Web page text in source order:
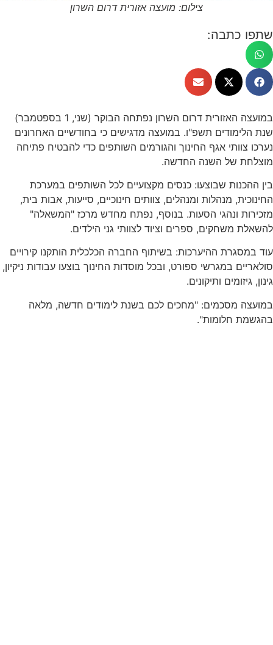
צילום: מועצה אזורית דרום השרון
שתפו כתבה:
במועצה האזורית דרום השרון נפתחה הבוקר (שני, 1 בספטמבר)
שנת הלימודים תשפ"ו. במועצה מדגישים כי בחודשיים האחרונים
נערכו צוותי אגף החינוך והגורמים השותפים כדי להבטיח פתיחה
מוצלחת של השנה החדשה.
בין ההכנות שבוצעו: כנסים מקצועיים לכל השותפים במערכת
החינוכית, מנהלות ומנהלים, צוותים חינוכיים, סייעות, אבות בית,
מזכירות ונהגי הסעות. בנוסף, נפתח מחדש מרכז "המשאלה"
להשאלת משחקים, ספרים וציוד לצוותי גני הילדים.
עוד במסגרת ההיערכות: בשיתוף החברה הכלכלית הותקנו קירויים
סולאריים במגרשי ספורט, ובכל מוסדות החינוך בוצעו עבודות ניקיון,
גינון, גיזומים ותיקונים.
במועצה מסכמים: "מחכים לכם בשנת לימודים חדשה, מלאה
בהגשמת חלומות".